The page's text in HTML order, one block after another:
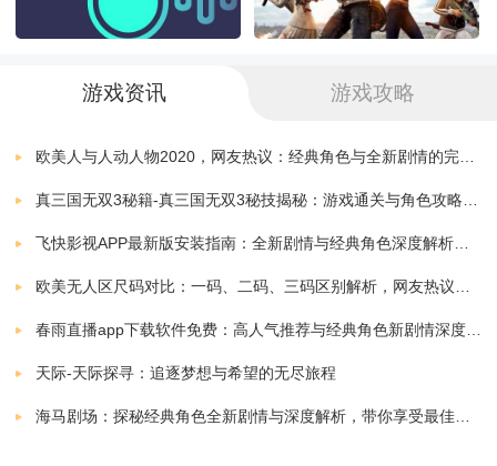
应用介绍：
一加氢桌面官方最新版 提供了以下特色功能：
游戏资讯 游戏攻略
天际-天际探寻：追逐梦想与希望的无尽旅程
海马剧场：探秘经典角色全新剧情与深度解析，带你享受最佳观剧指南